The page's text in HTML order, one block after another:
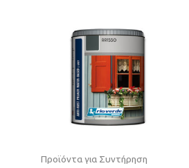
Προϊόντα για Συντήρηση